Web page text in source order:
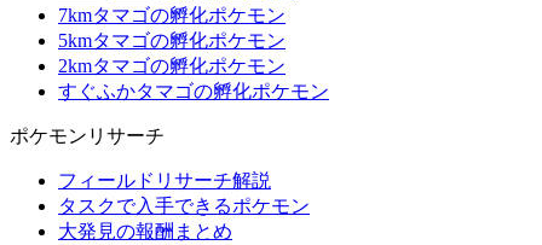
7kmタマゴの孵化ポケモン
5kmタマゴの孵化ポケモン
2kmタマゴの孵化ポケモン
すぐふかタマゴの孵化ポケモン
ポケモンリサーチ
フィールドリサーチ解説
タスクで入手できるポケモン
大発見の報酬まとめ